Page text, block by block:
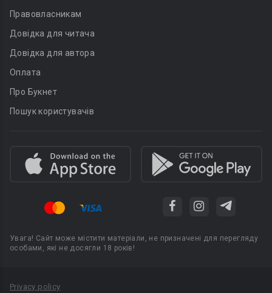
Правовласникам
Довідка для читача
Довідка для автора
Оплата
Про Букнет
Пошук користувачів
Увага! Сайт може містити матеріали, не призначені для перегляду
особами, які не досягли 18 років!
Privacy policy